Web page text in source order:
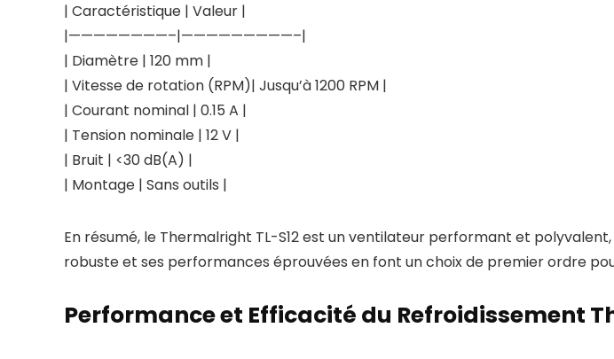
| Caractéristique | Valeur |
|————————–|—————————–|
| Diamètre | 120 mm |
| Vitesse de rotation (RPM)| Jusqu’à 1200 RPM |
| Courant nominal | 0.15 A |
| Tension nominale | 12 V |
| Bruit | <30 dB(A) |
| Montage | Sans outils |
En résumé, le Thermalright TL-S12 est un ventilateur performant et
robuste et ses performances éprouvées en font un choix de premier ordre
Performance et Efficacité du Refroidissement